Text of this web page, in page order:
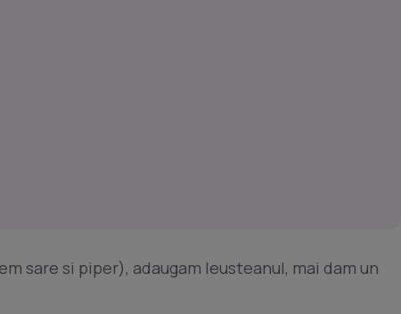
sare si piper), adaugam leusteanul, mai dam un